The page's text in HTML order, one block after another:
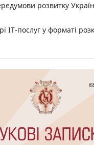
розвитку
ІТ-послуг у форматі